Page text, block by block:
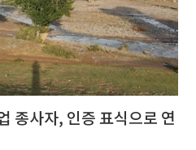
종사자, 인증 표식으로 연